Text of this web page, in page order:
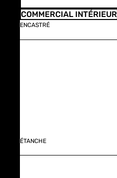
COMMERCIAL INTÉRIEUR
ENCASTRÉ
ÉTANCHE